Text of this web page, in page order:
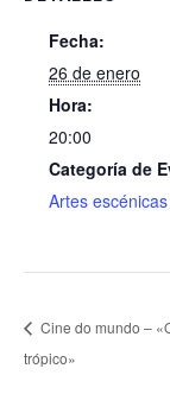
Fecha:
26 de enero
Hora:
20:00
Categoría de
Artes escénicas
Cine do mundo –
trópico»